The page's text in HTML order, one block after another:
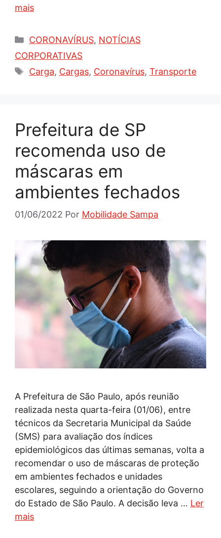
mais
Categorias
CORONAVÍRUS, NOTÍCIAS
CORPORATIVAS
Tags
Carga, Cargas, Coronavírus, Transporte
Prefeitura de SP
recomenda uso de
máscaras em
ambientes fechados
01/06/2022 Por Mobilidade Sampa
A Prefeitura de São Paulo, após reunião
realizada nesta quarta-feira (01/06), entre
técnicos da Secretaria Municipal da Saúde
(SMS) para avaliação dos índices
epidemiológicos das últimas semanas, volta a
recomendar o uso de máscaras de proteção
em ambientes fechados e unidades
escolares, seguindo a orientação do Governo
do Estado de São Paulo. A decisão leva … Ler
mais